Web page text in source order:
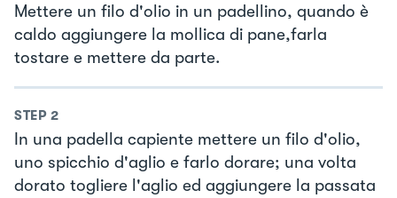
Mettere un filo d'olio in un padellino, quando è
caldo aggiungere la mollica di pane,farla
tostare e mettere da parte.
STEP 2
In una padella capiente mettere un filo d'olio,
uno spicchio d'aglio e farlo dorare; una volta
dorato togliere l'aglio ed aggiungere la passata